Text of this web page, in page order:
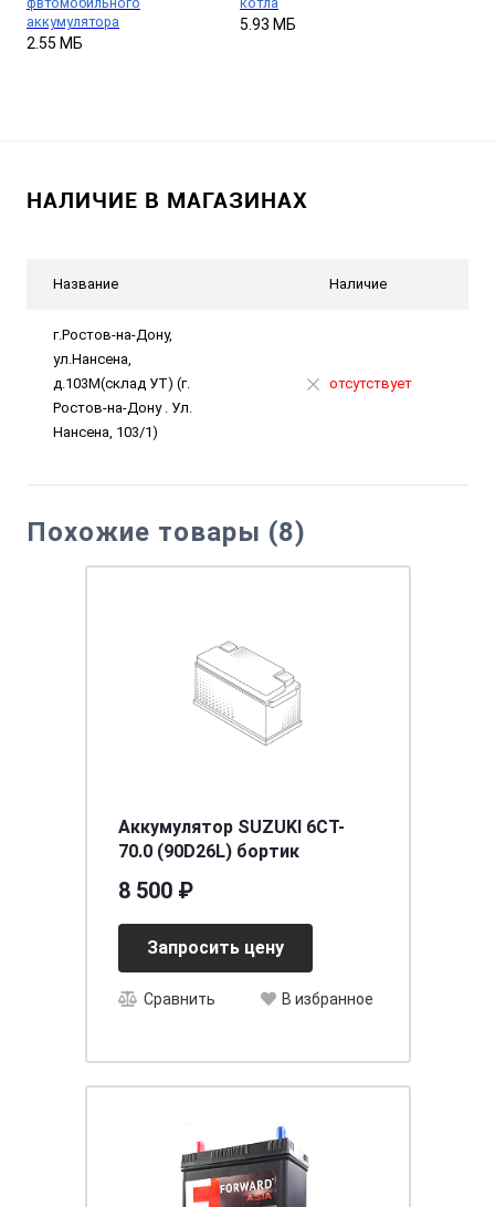
аккумулятора
2.55 МБ
5.93 МБ
НАЛИЧИЕ В МАГАЗИНАХ
Название Наличие
г.Ростов-на-Дону,
ул.Нансена,
д.103М(склад УТ) (г.
Ростов-на-Дону . Ул.
Нансена, 103/1)
отсутствует
Похожие товары (8)
Аккумулятор SUZUKI 6CT-
70.0 (90D26L) бортик
8 500 ₽
Запросить цену
Сравнить В избранное